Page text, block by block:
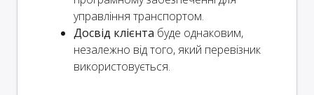
управління транспортом.
Досвід клієнта буде однаковим,
незалежно від того, який перевізник
використовується.